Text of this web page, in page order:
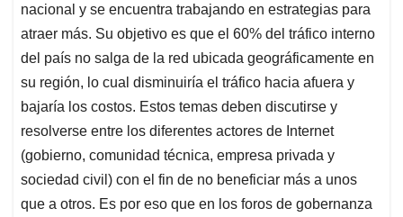
nacional y se encuentra trabajando en estrategias para
atraer más. Su objetivo es que el 60% del tráfico interno
del país no salga de la red ubicada geográficamente en
su región, lo cual disminuiría el tráfico hacia afuera y
bajaría los costos. Estos temas deben discutirse y
resolverse entre los diferentes actores de Internet
(gobierno, comunidad técnica, empresa privada y
sociedad civil) con el fin de no beneficiar más a unos
que a otros. Es por eso que en los foros de gobernanza